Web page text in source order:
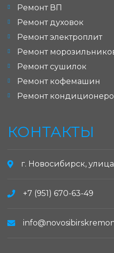
Ремонт ВП
Ремонт духовок
Ремонт электроплит
Ремонт
Ремонт сушилок
Ремонт кофемашин
Ремонт
КОНТАКТЫ
г. Новосибирск,
+7 (951) 670-63-49